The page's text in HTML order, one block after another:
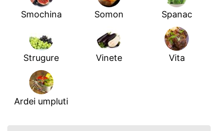
Smochina Somon Spanac
Strugure Vinete Vita
Ardei umpluti